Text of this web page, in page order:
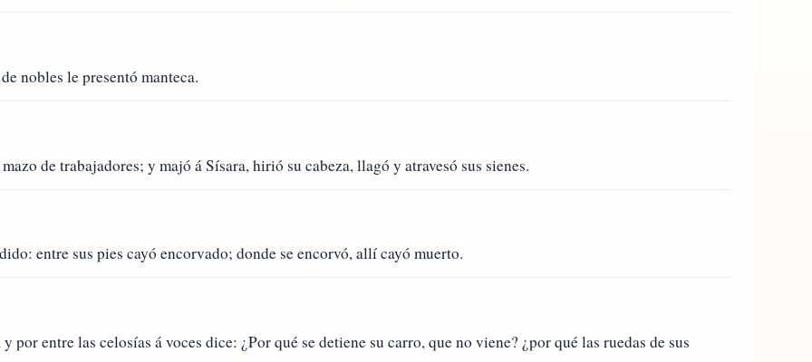
nobles le presentó manteca.
de trabajadores; y majó á Sísara, hirió su cabeza, llagó y atravesó sus sienes.
entre sus pies cayó encorvado; donde se encorvó, allí cayó muerto.
por entre las celosías á voces dice: ¿Por qué se detiene su carro, que no viene? ¿por qué las ruedas de sus